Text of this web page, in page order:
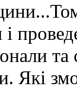
і
та
Які